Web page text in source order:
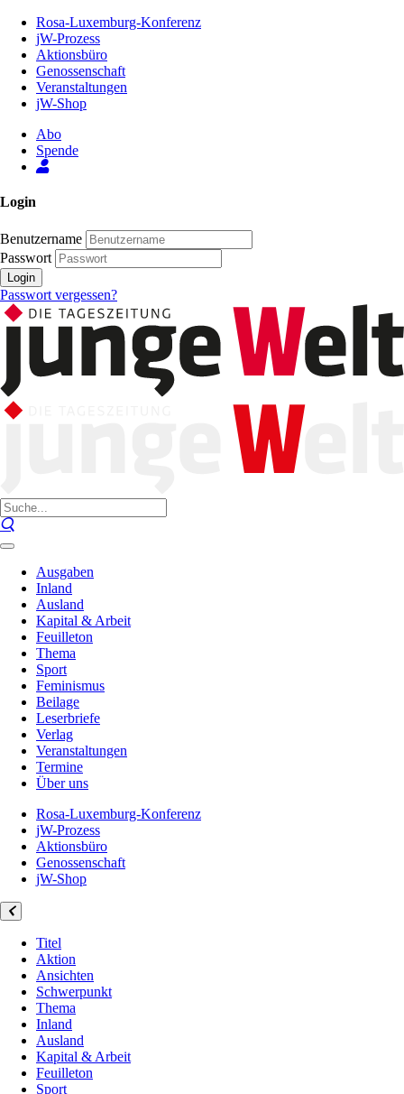
Inhalt
Seite
Rosa-Luxemburg-Konferenz
jW-Prozess
Aktionsbüro
Genossenschaft
Veranstaltungen
jW-Shop
Abo
Spende
Login
Benutzername
Passwort
Login
Passwort vergessen?
Ausgaben
Inland
Ausland
Kapital & Arbeit
Feuilleton
Thema
Sport
Feminismus
Beilage
Leserbriefe
Verlag
Veranstaltungen
Termine
Über uns
Rosa-Luxemburg-Konferenz
jW-Prozess
Aktionsbüro
Genossenschaft
jW-Shop
Titel
Aktion
Ansichten
Schwerpunkt
Thema
Inland
Ausland
Kapital & Arbeit
Feuilleton
Sport